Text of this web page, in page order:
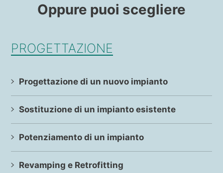
Oppure puoi scegliere
PROGETTAZIONE
Progettazione di un nuovo impianto
Sostituzione di un impianto esistente
Potenziamento di un impianto
Revamping e Retrofitting